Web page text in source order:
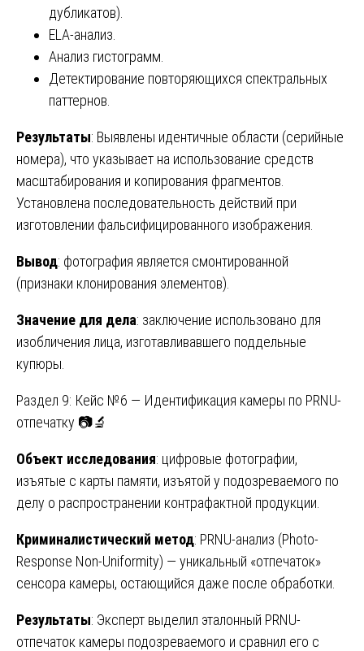
дубликатов).
ELA-анализ.
Анализ гистограмм.
Детектирование повторяющихся спектральных
паттернов.
Результаты: Выявлены идентичные области (серийные
номера), что указывает на использование средств
масштабирования и копирования фрагментов.
Установлена последовательность действий при
изготовлении фальсифицированного изображения.
Вывод: фотография является смонтированной
(признаки клонирования элементов).
Значение для дела: заключение использовано для
изобличения лица, изготавливавшего поддельные
купюры.
Раздел 9: Кейс №6 — Идентификация камеры по PRNU-
отпечатку 📷🔬
Объект исследования: цифровые фотографии,
изъятые с карты памяти, изъятой у подозреваемого по
делу о распространении контрафактной продукции.
Криминалистический метод: PRNU-анализ (Photo-
Response Non-Uniformity) — уникальный «отпечаток»
сенсора камеры, остающийся даже после обработки.
Результаты: Эксперт выделил эталонный PRNU-
отпечаток камеры подозреваемого и сравнил его с